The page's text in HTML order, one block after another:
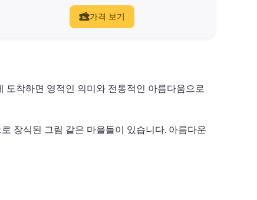
가격 보기
착하면 영적인 의미와 전통적인 아름다움으로
장식된 그림 같은 마을들이 있습니다. 아름다운